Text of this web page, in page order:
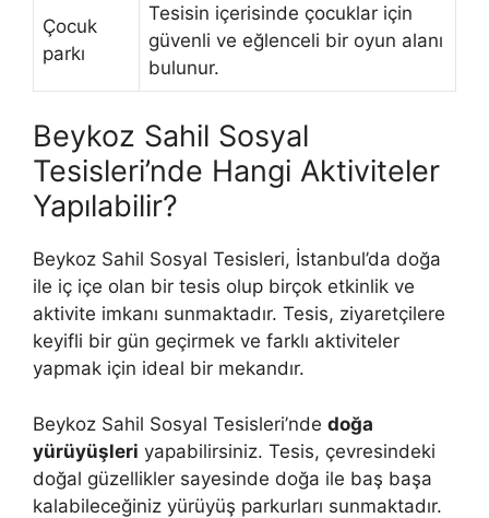
Çocuk
parkı
Tesisin içerisinde çocuklar için
güvenli ve eğlenceli bir oyun alanı
bulunur.
Beykoz Sahil Sosyal
Tesisleri’nde Hangi Aktiviteler
Yapılabilir?
Beykoz Sahil Sosyal Tesisleri, İstanbul’da doğa
ile iç içe olan bir tesis olup birçok etkinlik ve
aktivite imkanı sunmaktadır. Tesis, ziyaretçilere
keyifli bir gün geçirmek ve farklı aktiviteler
yapmak için ideal bir mekandır.
Beykoz Sahil Sosyal Tesisleri’nde doğa
yürüyüşleri yapabilirsiniz. Tesis, çevresindeki
doğal güzellikler sayesinde doğa ile baş başa
kalabileceğiniz yürüyüş parkurları sunmaktadır.